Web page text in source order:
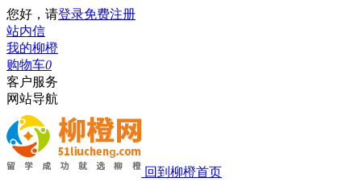
您好，请登录免费注册
站内信
我的柳橙
购物车0
客户服务
网站导航
回到柳橙首页